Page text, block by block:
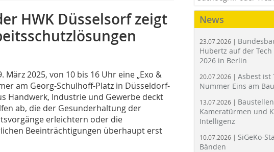
HWK Düsselsorf zeigt
2025, von 10 bis 16 Uhr eine „Exo &
am Georg-Schulhoff-Platz in Düsseldorf-
Handwerk, Industrie und Gewerbe deckt
ab, die der Gesunderhaltung der
erleichtern oder die
Beeinträchtigungen überhaupt erst
News
23.07.2026 |
Hubertz auf der
2026 in Berlin
20.07.2026 | Asbest ist
Nummer Eins am Bau
13.07.2026 |
Kameratürmen und
Intelligenz
10.07.2026 | SiGeKo-
Bänden